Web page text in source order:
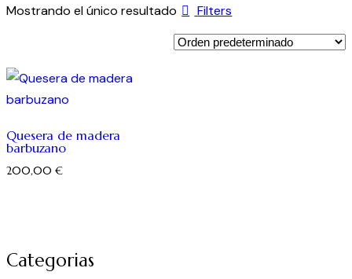
Mostrando el único resultado Filters
Quesera de madera
barbuzano
200,00 €
Categorias